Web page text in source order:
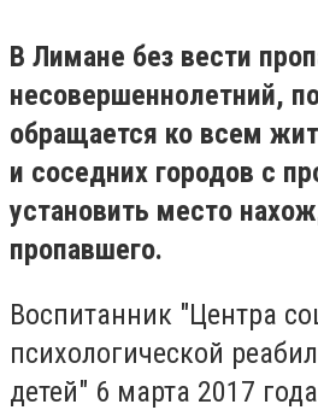
В Лимане без вести
несовершеннолетний,
обращается ко всем
и соседних городов с
установить место
пропавшего.
Воспитанник "Центра
психологической
детей" 6 марта 2017